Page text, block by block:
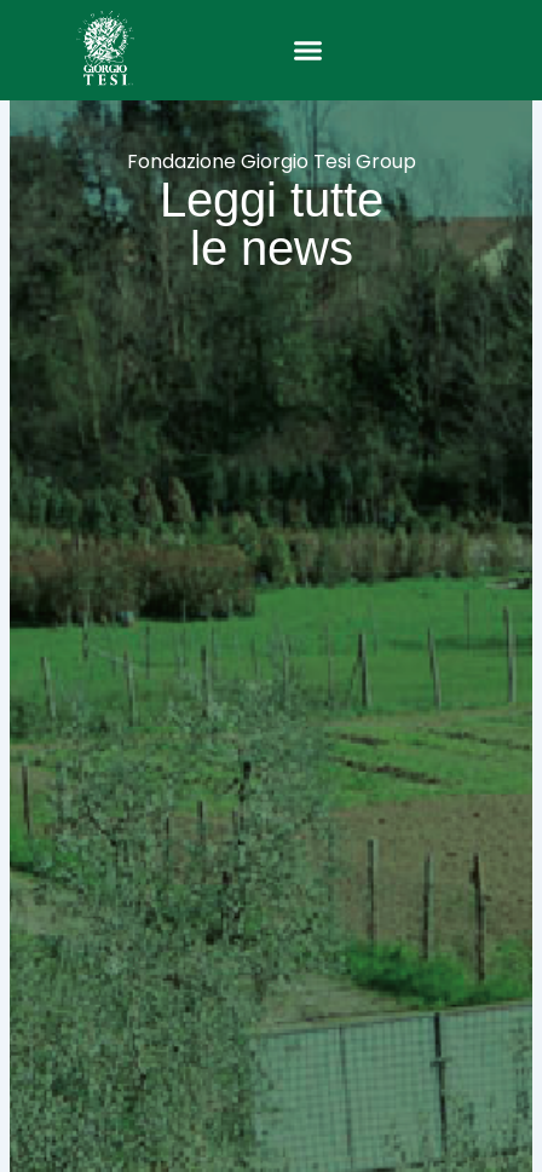
contenuto
Fondazione Giorgio Tesi Group
Leggi tutte
le news